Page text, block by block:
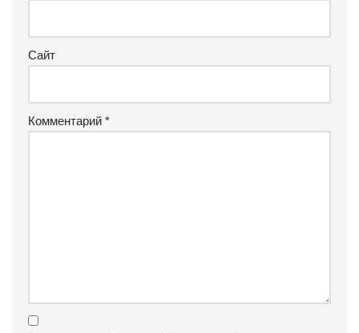
Сайт
Комментарий *